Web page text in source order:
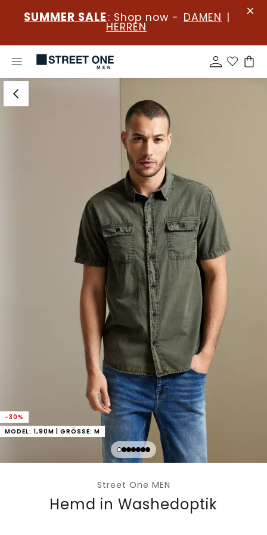
SUMMER SALE : Shop now - DAMEN |
HERREN
-30%
MODEL: 1,90M | GRÖSSE: M
Street One MEN
Hemd in Washedoptik